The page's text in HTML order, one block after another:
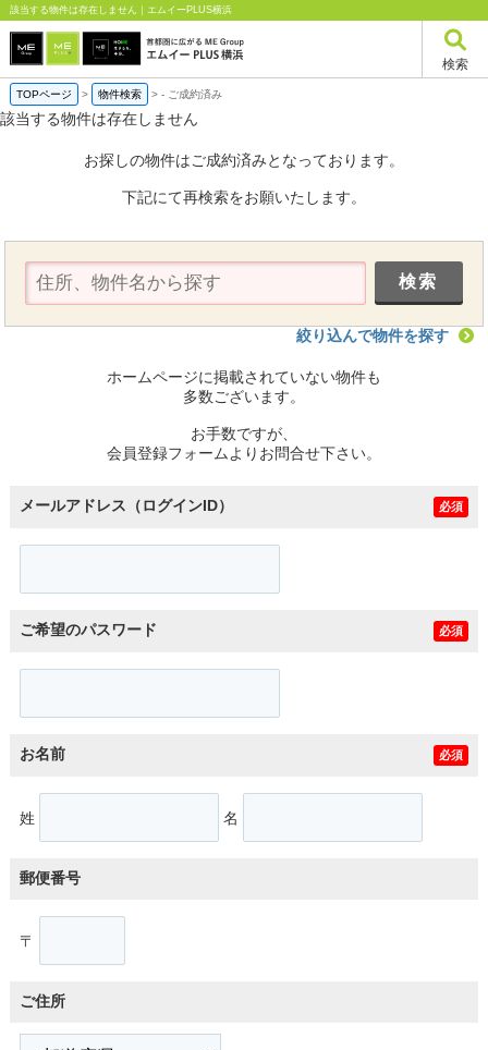
該当する物件は存在しません｜エムイーPLUS横浜
検索
TOPページ > 物件検索 >- ご成約済み
該当する物件は存在しません
お探しの物件はご成約済みとなっております。
下記にて再検索をお願いたします。
絞り込んで物件を探す
ホームページに掲載されていない物件も
多数ございます。
お手数ですが、
会員登録フォームよりお問合せ下さい。
メールアドレス（ログインID） 必須
ご希望のパスワード 必須
お名前 必須
姓 名
郵便番号
〒
ご住所